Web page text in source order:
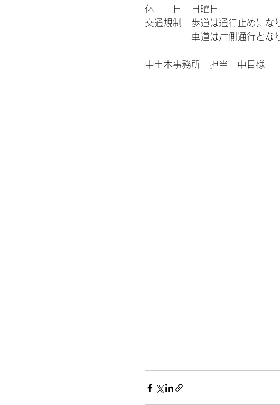
休　　日　日曜日
交通規制　歩道は通行止めにな
車道は片側通行となり
中土木事務所　担当　中目様